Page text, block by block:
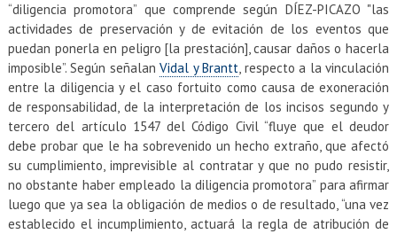
“diligencia promotora” que comprende según DÍEZ-PICAZO "las
actividades de preservación y de evitación de los eventos que
puedan ponerla en peligro [la prestación], causar daños o hacerla
imposible”. Según señalanVidal y Brantt, respecto a la vinculación
entre la diligencia y el caso fortuito como causa de exoneración
de responsabilidad, de la interpretación de los incisos segundo y
tercero del artículo 1547 del Código Civil “fluye que el deudor
debe probar que le ha sobrevenido un hecho extraño, que afectó
su cumplimiento, imprevisible al contratar y que no pudo resistir,
no obstante haber empleado la diligencia promotora” para afirmar
luego que ya sea la obligación de medios o de resultado, “una vez
establecido el incumplimiento, actuará la regla de atribución de